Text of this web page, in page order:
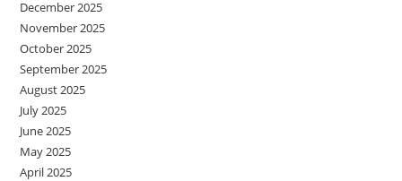
December 2025
November 2025
October 2025
September 2025
August 2025
July 2025
June 2025
May 2025
April 2025